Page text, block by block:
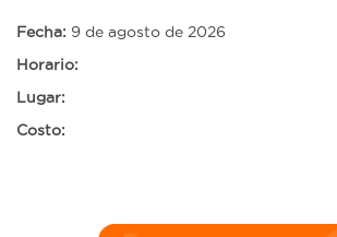
Fecha: 9 de agosto de 2026
Horario:
Lugar:
Costo: